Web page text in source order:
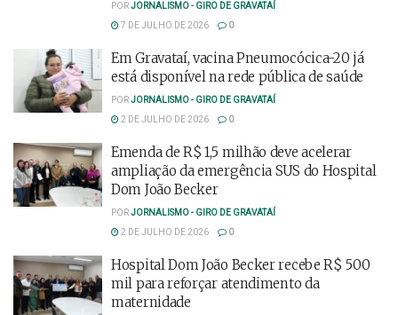
PORJORNALISMO - GIRO DE GRAVATAÍ
7 DE JULHO DE 2026
0
Em Gravataí, vacina Pneumocócica-20 já
está disponível na rede pública de saúde
PORJORNALISMO - GIRO DE GRAVATAÍ
2 DE JULHO DE 2026
0
Emenda de R$ 1,5 milhão deve acelerar
ampliação da emergência SUS do Hospital
Dom João Becker
PORJORNALISMO - GIRO DE GRAVATAÍ
2 DE JULHO DE 2026
0
Hospital Dom João Becker recebe R$ 500
mil para reforçar atendimento da
maternidade